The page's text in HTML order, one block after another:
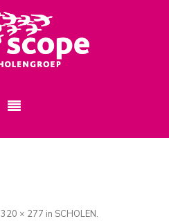
320 × 277 in SCHOLEN.